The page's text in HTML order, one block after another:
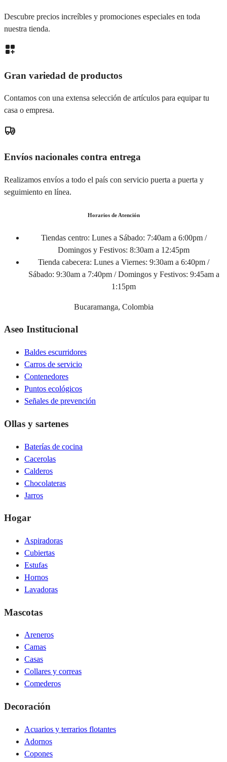
Descubre precios increíbles y promociones especiales en toda
nuestra tienda.
Gran variedad de productos
Contamos con una extensa selección de artículos para equipar tu
casa o empresa.
Envíos nacionales contra entrega
Realizamos envíos a todo el país con servicio puerta a puerta y
seguimiento en línea.
Horarios de Atención
Tiendas centro: Lunes a Sábado: 7:40am a 6:00pm /
Domingos y Festivos: 8:30am a 12:45pm
Tienda cabecera: Lunes a Viernes: 9:30am a 6:40pm /
Sábado: 9:30am a 7:40pm / Domingos y Festivos: 9:45am a
1:15pm
Bucaramanga, Colombia
Aseo Institucional
Baldes escurridores
Carros de servicio
Contenedores
Puntos ecológicos
Señales de prevención
Ollas y sartenes
Baterías de cocina
Cacerolas
Calderos
Chocolateras
Jarros
Hogar
Aspiradoras
Cubiertas
Estufas
Hornos
Lavadoras
Mascotas
Areneros
Camas
Casas
Collares y correas
Comederos
Decoración
Acuarios y terrarios flotantes
Adornos
Copones